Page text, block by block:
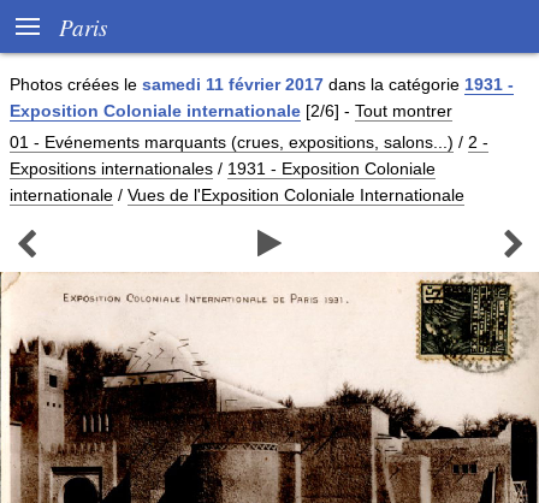
 Paris
Photos créées le samedi 11 février 2017 dans la catégorie 1931 -
Exposition Coloniale internationale [2/6] - Tout montrer
01 - Evénements marquants (crues, expositions, salons...) / 2 -
Expositions internationales / 1931 - Exposition Coloniale
internationale / Vues de l'Exposition Coloniale Internationale
  